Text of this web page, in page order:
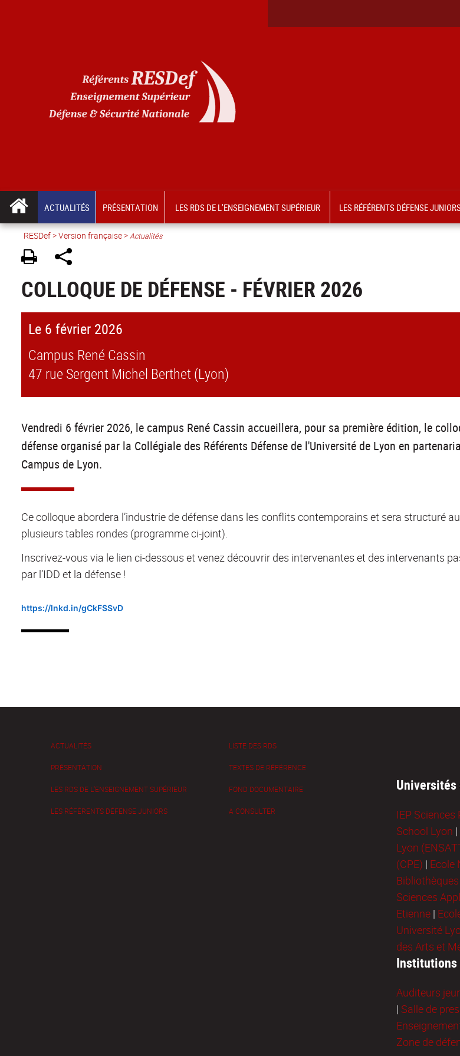
ACTUALITÉS PRÉSENTATION LES RDS DE L'ENSEIGNEMENT SUPÉRIEUR LES RÉFÉRENTS DÉFENSE JUNIORS
RESDef>Version française>Actualités
COLLOQUE DE DÉFENSE - FÉVRIER 2026
Le 6 février 2026
Campus René Cassin
47 rue Sergent Michel Berthet (Lyon)
Vendredi 6 février 2026, le campus René Cassin accueillera, pour sa première édition, le
défense organisé par la Collégiale des Référents Défense de l'Université de Lyon en
Campus de Lyon.
Ce colloque abordera l’industrie de défense dans les conflits contemporains et sera structuré
plusieurs tables rondes (programme ci-joint).
Inscrivez-vous via le lien ci-dessous et venez découvrir des intervenantes et des intervenants
par l’IDD et la défense !
https://lnkd.in/gCkFSSvD
ACTUALITÉS
PRÉSENTATION
LES RDS DE L'ENSEIGNEMENT SUPÉRIEUR
LES RÉFÉRENTS DÉFENSE JUNIORS
LISTE DES RDS
TEXTES DE RÉFÉRENCE
FOND DOCUMENTAIRE
A CONSULTER
Universités
IEP Sciences
School Lyon |
Lyon
(CPE) | Ecole
Bibliothèques
Sciences
Etienne |
Université
des Arts et
Institutions
Auditeurs
| Salle de
Zone de